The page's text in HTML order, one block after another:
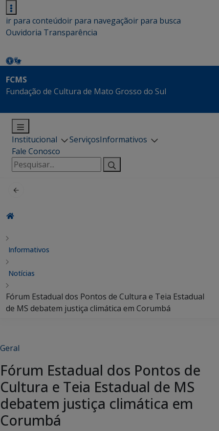
ir para conteúdoir para navegaçãoir para busca
Ouvidoria Transparência
FCMS
Fundação de Cultura de Mato Grosso do Sul
Institucional ServiçosInformativos
Fale Conosco
Pesquisar
por:
Informativos
Notícias
Fórum Estadual dos Pontos de Cultura e Teia Estadual
de MS debatem justiça climática em Corumbá
Geral
Fórum Estadual dos Pontos de
Cultura e Teia Estadual de MS
debatem justiça climática em
Corumbá